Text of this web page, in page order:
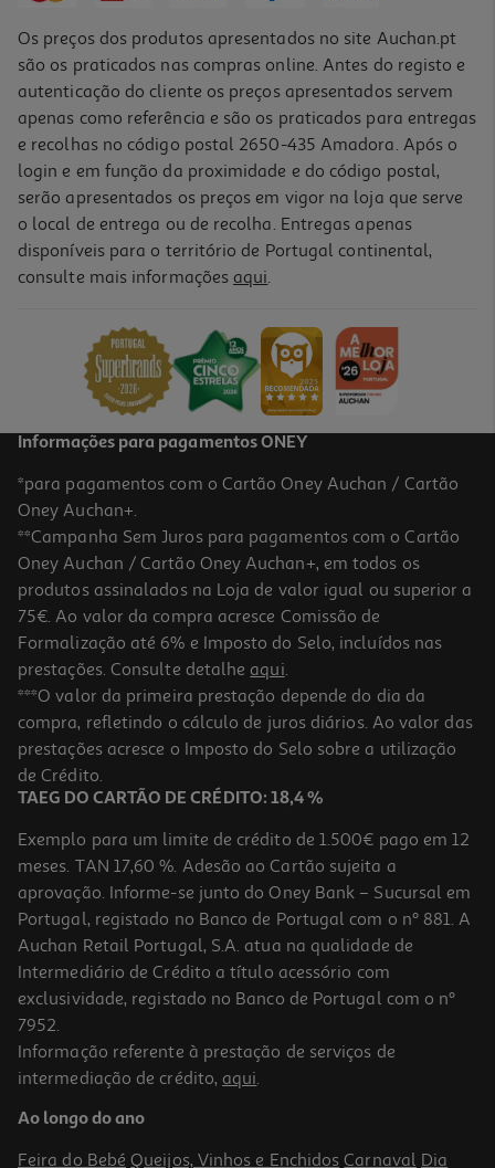
Gel Íntimo Nivea Mild Comfort 250 Ml
4.5
Gel Íntimo Flor De Calêndula Fresh & Clean 250 Ml
22.76 €/Lt
5,69 €
Loção Dystron Íntima Sensitive 200ml
24 €/Lt
Os preços dos produtos apresentados no site Auchan.pt
são os praticados nas compras online. Antes do registo e
autenticação do cliente os preços apresentados servem
apenas como referência e são os praticados para entregas
e recolhas no código postal 2650-435 Amadora. Após o
login e em função da proximidade e do código postal,
serão apresentados os preços em vigor na loja que serve
o local de entrega ou de recolha. Entregas apenas
disponíveis para o território de Portugal continental,
consulte mais informações aqui.
Informações para pagamentos ONEY
*para pagamentos com o Cartão Oney Auchan / Cartão
Oney Auchan+.
**Campanha Sem Juros para pagamentos com o Cartão
Oney Auchan / Cartão Oney Auchan+, em todos os
produtos assinalados na Loja de valor igual ou superior a
75€. Ao valor da compra acresce Comissão de
Formalização até 6% e Imposto do Selo, incluídos nas
prestações. Consulte detalhe aqui.
***O valor da primeira prestação depende do dia da
compra, refletindo o cálculo de juros diários. Ao valor das
prestações acresce o Imposto do Selo sobre a utilização
de Crédito.
TAEG DO CARTÃO DE CRÉDITO: 18,4 %
Exemplo para um limite de crédito de 1.500€ pago em 12
meses. TAN 17,60 %. Adesão ao Cartão sujeita a
aprovação. Informe-se junto do Oney Bank – Sucursal em
Portugal, registado no Banco de Portugal com o nº 881. A
Auchan Retail Portugal, S.A. atua na qualidade de
Intermediário de Crédito a título acessório com
exclusividade, registado no Banco de Portugal com o nº
7952.
Informação referente à prestação de serviços de
intermediação de crédito, aqui.
Ao longo do ano
Feira do Bebé Queijos, Vinhos e Enchidos Carnaval Dia